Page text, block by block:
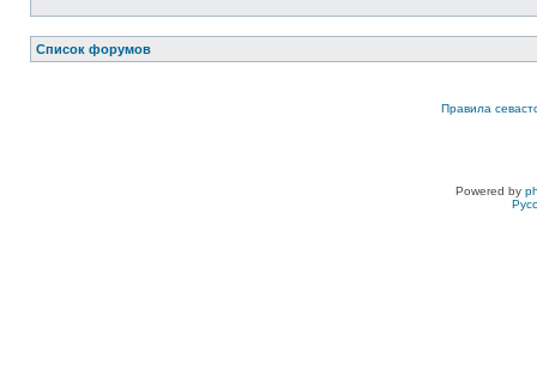
Список форумов
Правила
Powered by